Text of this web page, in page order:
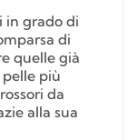
in grado di
di
quelle già
più
da
alla sua